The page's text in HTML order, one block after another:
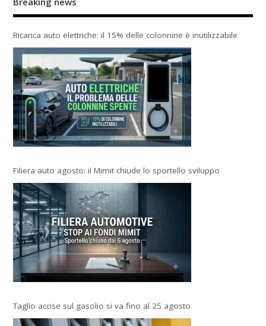
Ricarica auto elettriche: il 15% delle colonnine è inutilizzabile
Filiera auto agosto: il Mimit chiude lo sportello sviluppo
Taglio accise sul gasolio si va fino al 25 agosto